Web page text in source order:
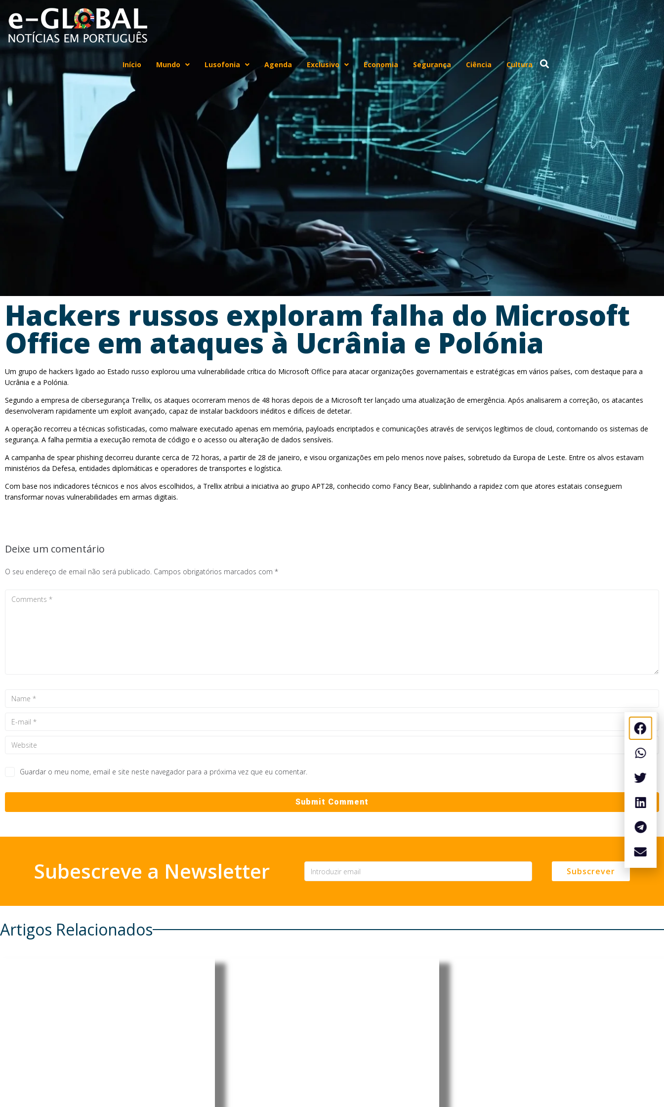
Início Mundo Lusofonia Agenda Exclusivo Economia Segurança Ciência Cultura
Hackers russos exploram falha do Microsoft
Office em ataques à Ucrânia e Polónia
Um grupo de hackers ligado ao Estado russo explorou uma vulnerabilidade crítica do Microsoft Office para atacar organizações governamentais e estratégicas em vários países, com destaque para a
Ucrânia e a Polónia.
Segundo a empresa de cibersegurança Trellix, os ataques ocorreram menos de 48 horas depois de a Microsoft ter lançado uma atualização de emergência. Após analisarem a correção, os atacantes
desenvolveram rapidamente um exploit avançado, capaz de instalar backdoors inéditos e difíceis de detetar.
A operação recorreu a técnicas sofisticadas, como malware executado apenas em memória, payloads encriptados e comunicações através de serviços legítimos de cloud, contornando os sistemas de
segurança. A falha permitia a execução remota de código e o acesso ou alteração de dados sensíveis.
A campanha de spear phishing decorreu durante cerca de 72 horas, a partir de 28 de janeiro, e visou organizações em pelo menos nove países, sobretudo da Europa de Leste. Entre os alvos estavam
ministérios da Defesa, entidades diplomáticas e operadores de transportes e logística.
Com base nos indicadores técnicos e nos alvos escolhidos, a Trellix atribui a iniciativa ao grupo APT28, conhecido como Fancy Bear, sublinhando a rapidez com que atores estatais conseguem
transformar novas vulnerabilidades em armas digitais.
Deixe um comentário
O seu endereço de email não será publicado. Campos obrigatórios marcados com *
Guardar o meu nome, email e site neste navegador para a próxima vez que eu comentar.
Subescreve a Newsletter Subscrever
Artigos Relacionados